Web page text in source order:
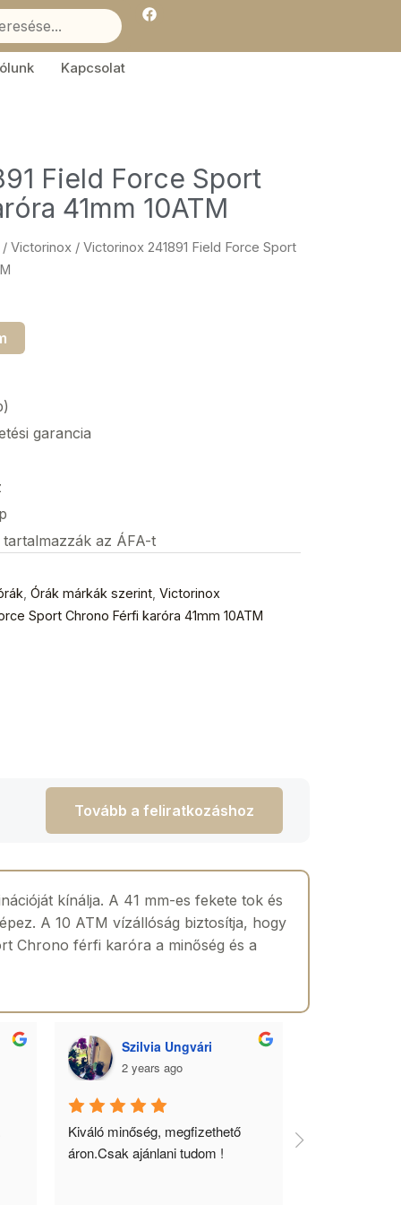
F
a
e
Kapcsolat
Field Force Sport
41mm 10ATM
/ Victorinox / Victorinox 241891 Field Force Sport
garancia
az ÁFA-t
Órák márkák szerint Victorinox
Sport Chrono Férfi karóra 41mm 10ATM
Tovább a feliratkozáshoz
kínálja. A 41 mm-es fekete tok és
A 10 ATM vízállóság biztosítja, hogy
Chrono férfi karóra a minőség és a
Szilvia Ungvári
2 years ago
Kiváló minőség, megfizethető
áron.Csak ajánlani tudom !